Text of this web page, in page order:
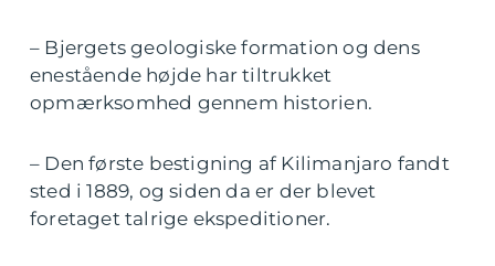
– Bjergets geologiske formation og dens
enestående højde har tiltrukket
opmærksomhed gennem historien.
– Den første bestigning af Kilimanjaro fandt
sted i 1889, og siden da er der blevet
foretaget talrige ekspeditioner.